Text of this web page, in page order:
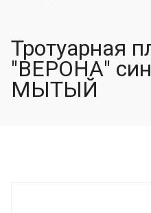
Тротуарная
"ВЕРОНА"
МЫТЫЙ